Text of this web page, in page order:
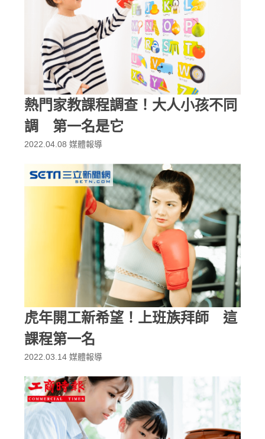
熱門家教課程調查！大人小孩不同
調 第一名是它
2022.04.08 媒體報導
虎年開工新希望！上班族拜師 這
課程第一名
2022.03.14 媒體報導